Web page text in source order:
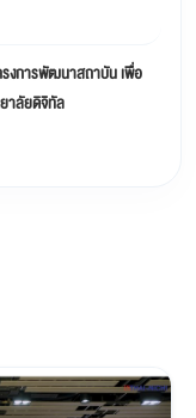
รงการพัฒนาสถาบัน เพื่อ
าลัยดิจิทัล